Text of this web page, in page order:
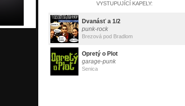
VYSTUPUJÍCÍ KAPELY:
Dvanásť a 1/2
punk-rock
Brezová pod Bradlom
Opretý o Plot
garage-punk
Senica